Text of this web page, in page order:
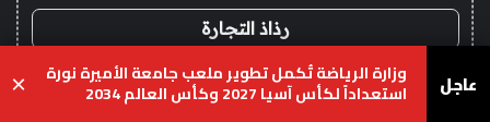
رذاذ التجارة
طعم وكيف
عاجل وزارة الرياضة تُكمل تطوير ملعب جامعة الأميرة نورة
استعداداً لكأس آسيا 2027 وكأس العالم 2034 ×